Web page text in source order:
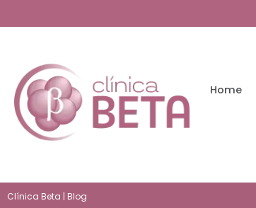
Home
Clínica Beta | Blog